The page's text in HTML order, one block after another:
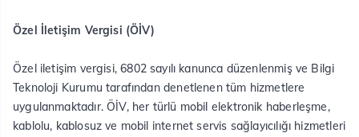
Özel İletişim Vergisi (ÖİV)
Özel iletişim vergisi, 6802 sayılı kanunca düzenlenmiş ve Bilgi
Teknoloji Kurumu tarafından denetlenen tüm hizmetlere
uygulanmaktadır. ÖİV, her türlü mobil elektronik haberleşme,
kablolu, kablosuz ve mobil internet servis sağlayıcılığı hizmetleri